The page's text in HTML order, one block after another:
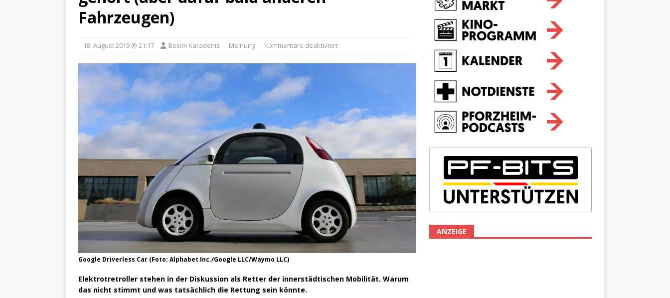
Fahrzeugen)
18. August 2019 @ 21:17 Besim Karadeniz Meinung Kommentare deaktiviert
Google Driverless Car (Foto: Alphabet Inc./Google LLC/Waymo LLC)
Elektrotretroller stehen in der Diskussion als Retter der innerstädtischen Mobilität. Warum
das nicht stimmt und was tatsächlich die Rettung sein könnte.
ANZEIGE